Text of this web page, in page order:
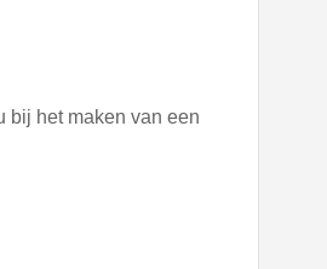
bij het maken van een